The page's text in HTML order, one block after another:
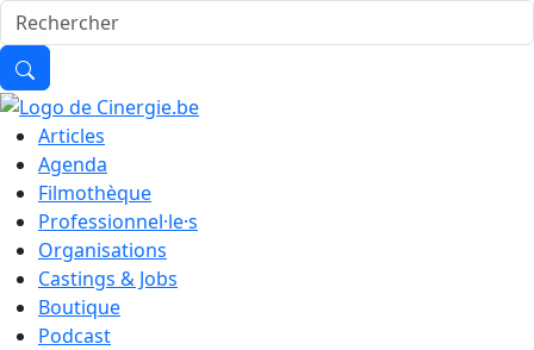
Articles
Agenda
Filmothèque
Professionnel·le·s
Organisations
Castings & Jobs
Boutique
Podcast